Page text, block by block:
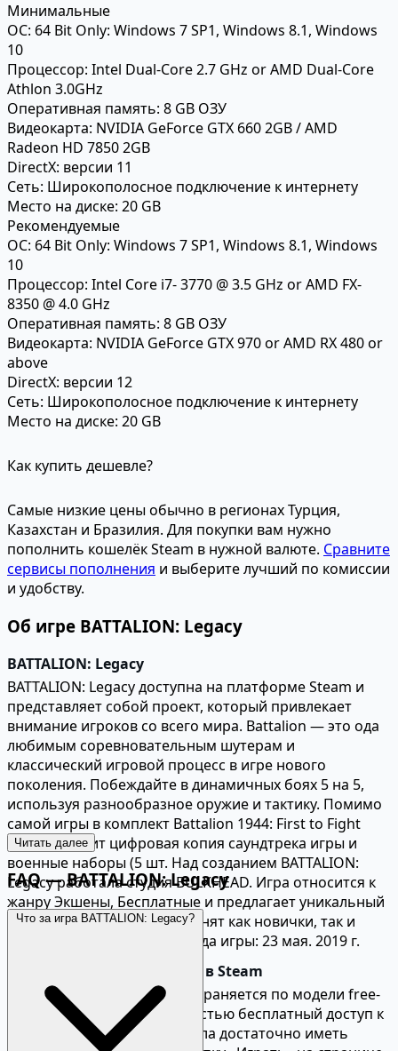
Минимальные
ОС: 64 Bit Only: Windows 7 SP1, Windows 8.1, Windows
10
Процессор: Intel Dual-Core 2.7 GHz or AMD Dual-Core
Athlon 3.0GHz
Оперативная память: 8 GB ОЗУ
Видеокарта: NVIDIA GeForce GTX 660 2GB / AMD
Radeon HD 7850 2GB
DirectX: версии 11
Сеть: Широкополосное подключение к интернету
Место на диске: 20 GB
Рекомендуемые
ОС: 64 Bit Only: Windows 7 SP1, Windows 8.1, Windows
10
Процессор: Intel Core i7- 3770 @ 3.5 GHz or AMD FX-
8350 @ 4.0 GHz
Оперативная память: 8 GB ОЗУ
Видеокарта: NVIDIA GeForce GTX 970 or AMD RX 480 or
above
DirectX: версии 12
Сеть: Широкополосное подключение к интернету
Место на диске: 20 GB
Как купить дешевле?
Самые низкие цены обычно в регионах Турция,
Казахстан и Бразилия. Для покупки вам нужно
пополнить кошелёк Steam в нужной валюте. Сравните
сервисы пополнения и выберите лучший по комиссии
и удобству.
Об игре BATTALION: Legacy
BATTALION: Legacy
BATTALION: Legacy доступна на платформе Steam и
представляет собой проект, который привлекает
внимание игроков со всего мира. Battalion — это ода
любимым соревновательным шутерам и
классический игровой процесс в игре нового
поколения. Побеждайте в динамичных боях 5 на 5,
используя разнообразное оружие и тактику. Помимо
самой игры в комплект Battalion 1944: First to Fight
Edition входит цифровая копия саундтрека игры и
военные наборы (5 шт. Над созданием BATTALION:
Legacy работала студия BULKHEAD. Игра относится к
жанру Экшены, Бесплатные и предлагает уникальный
игровой опыт, который оценят как новички, так и
опытные игроки. Дата выхода игры: 23 мая. 2019 г.
Купить BATTALION: Legacy в Steam
BATTALION: Legacy распространяется по модели free-
to-play, что означает полностью бесплатный доступ к
игре через Steam. Для начала достаточно иметь
Читать далее
FAQ — BATTALION: Legacy
Что за игра BATTALION: Legacy?